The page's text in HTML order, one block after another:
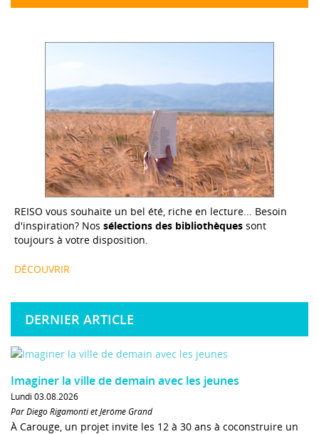
REISO vous souhaite un bel été, riche en lecture... Besoin
d'inspiration? Nos sélections des bibliothèques sont
toujours à votre disposition.
DÉCOUVRIR
DERNIER ARTICLE
Imaginer la ville de demain avec les jeunes
Lundi 03.08.2026
Par Diego Rigamonti et Jérôme Grand
À Carouge, un projet invite les 12 à 30 ans à coconstruire un